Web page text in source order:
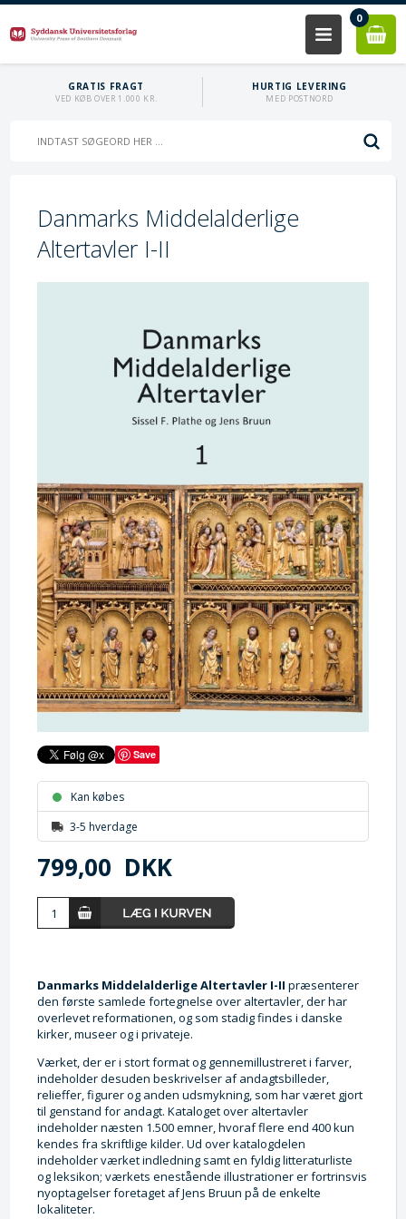
0
GRATIS FRAGT
VED KØB OVER 1.000 KR.
HURTIG LEVERING
MED POSTNORD
Danmarks Middelalderlige
Altertavler I-II
Save
Kan købes
3-5 hverdage
799,00 DKK
Danmarks Middelalderlige Altertavler I-II præsenterer
den første samlede fortegnelse over altertavler, der har
overlevet reformationen, og som stadig findes i danske
kirker, museer og i privateje.
Værket, der er i stort format og gennemillustreret i farver,
indeholder desuden beskrivelser af andagtsbilleder,
relieffer, figurer og anden udsmykning, som har været gjort
til genstand for andagt. Kataloget over altertavler
indeholder næsten 1.500 emner, hvoraf flere end 400 kun
kendes fra skriftlige kilder. Ud over katalogdelen
indeholder værket indledning samt en fyldig litteraturliste
og leksikon; værkets enestående illustrationer er fortrinsvis
nyoptagelser foretaget af Jens Bruun på de enkelte
lokaliteter.